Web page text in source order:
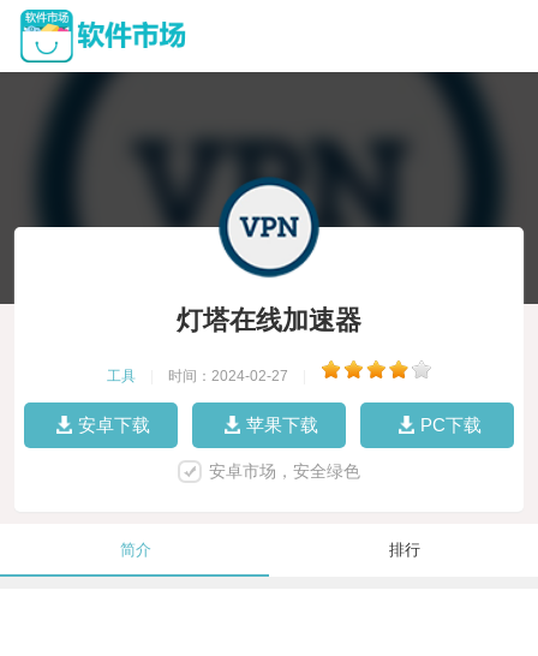
灯塔在线加速器
工具 时间：2024-02-27
安卓下载 苹果下载 PC下载
安卓市场，安全绿色
简介 排行